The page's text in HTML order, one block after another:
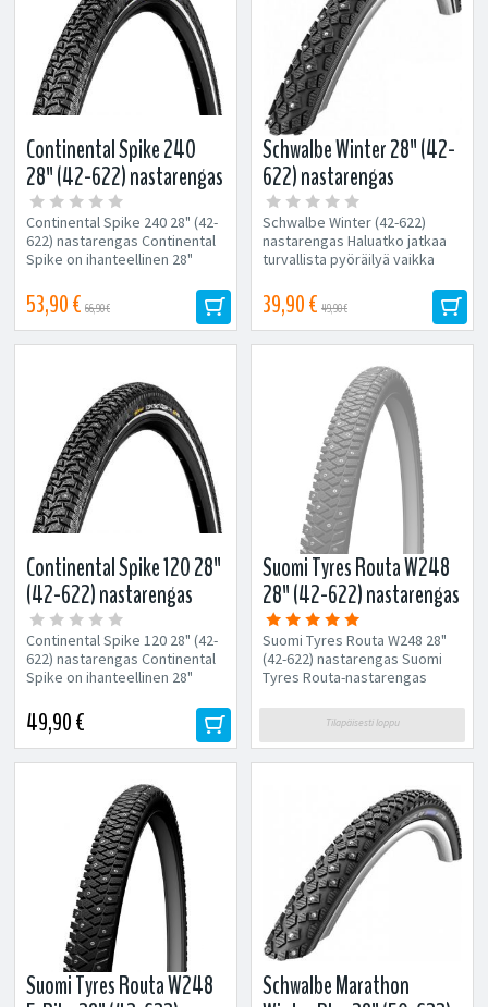
Continental Spike 240
28" (42-622) nastarengas
Continental Spike 240 28" (42-
622) nastarengas Continental
Spike on ihanteellinen 28"
Koko:...
53,90 € 66,90 €
Schwalbe Winter 28" (42-
622) nastarengas
Schwalbe Winter (42-622)
nastarengas Haluatko jatkaa
turvallista pyöräilyä vaikka
39,90 € 49,90 €
Continental Spike 120 28"
(42-622) nastarengas
Continental Spike 120 28" (42-
622) nastarengas Continental
Spike on ihanteellinen 28"
Koko...
49,90 €
Suomi Tyres Routa W248
28" (42-622) nastarengas
Suomi Tyres Routa W248 28"
(42-622) nastarengas Suomi
Tyres Routa-nastarengas
monenlaisissa olosuhteissa....
Tilapäisesti loppu
Suomi Tyres Routa W248
Schwalbe Marathon